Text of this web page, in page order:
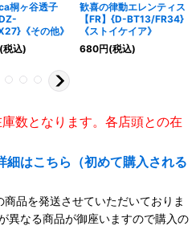
桐ヶ谷透子
《その他》
(税込)
歓喜の律動エレンティス
【FR】{D-BT13/FR34}
《ストイケイア》
680円(税込)
数となります。各店頭との在
細はこちら（初めて購入される
品を発送させていただいておりま
異なる商品が御座いますので購入の